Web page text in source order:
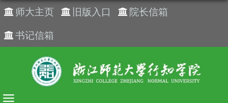
师大主页 旧版入口 院长信箱
书记信箱